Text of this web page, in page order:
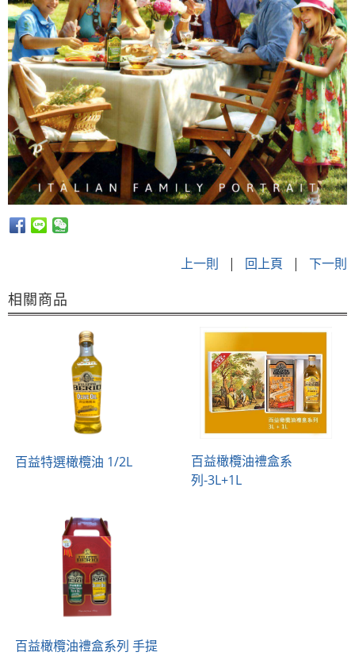
上一則 | 回上頁 | 下一則
相關商品
百益特選橄欖油 1/2L
百益橄欖油禮盒系
列-3L+1L
百益橄欖油禮盒系列 手提